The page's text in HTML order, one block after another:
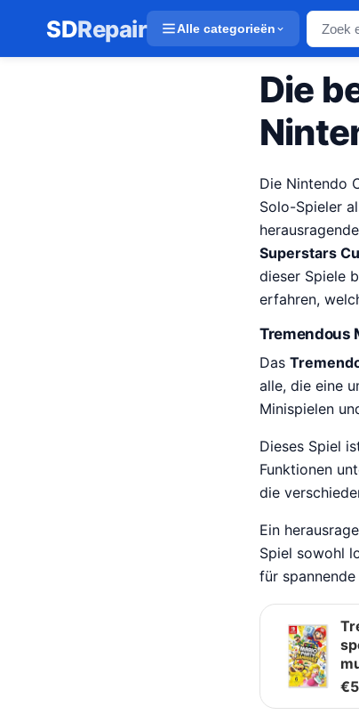
SDRepair Alle categorieën
Die
Die Nintendo
Solo-Spieler
Superstars
dieser Spiele
erfahren,
Tremendous
Das
alle, die eine
Minispielen
Dieses Spiel
Funktionen
die
Ein
Spiel sowohl
für
€